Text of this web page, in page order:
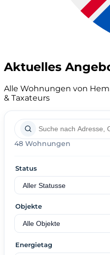
Aktuelles
Alle Wohnungen von
& Taxateurs
48 Wohnungen
Status
Objekte
Energietag